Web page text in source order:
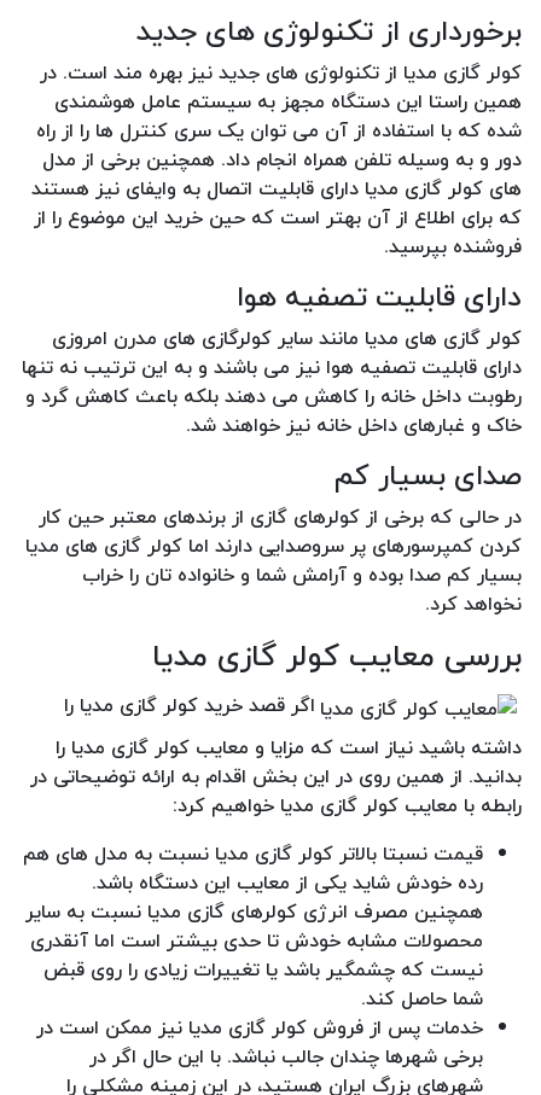
برخورداری از تکنولوژی های جدید
کولر گازی مدیا از تکنولوژی های جدید نیز بهره مند است. در
همین راستا این دستگاه مجهز به سیستم عامل هوشمندی
شده که با استفاده از آن می توان یک سری کنترل ها را از راه
دور و به وسیله تلفن همراه انجام داد. همچنین برخی از مدل
های کولر گازی مدیا دارای قابلیت اتصال به وایفای نیز هستند
که برای اطلاع از آن بهتر است که حین خرید این موضوع را از
فروشنده بپرسید.
دارای قابلیت تصفیه هوا
کولر گازی های مدیا مانند سایر کولرگازی های مدرن امروزی
دارای قابلیت تصفیه هوا نیز می باشند و به این ترتیب نه تنها
رطوبت داخل خانه را کاهش می دهند بلکه باعث کاهش گرد و
خاک و غبارهای داخل خانه نیز خواهند شد.
صدای بسیار کم
در حالی که برخی از کولرهای گازی از برندهای معتبر حین کار
کردن کمپرسورهای پر سروصدایی دارند اما کولر گازی های مدیا
بسیار کم صدا بوده و آرامش شما و خانواده تان را خراب
نخواهد کرد.
بررسی معایب کولر گازی مدیا
اگر قصد خرید کولر گازی مدیا را
داشته باشید نیاز است که مزایا و معایب کولر گازی مدیا را
بدانید. از همین روی در این بخش اقدام به ارائه توضیحاتی در
رابطه با معایب کولر گازی مدیا خواهیم کرد:
قیمت نسبتا بالاتر کولر گازی مدیا نسبت به مدل های هم
رده خودش شاید یکی از معایب این دستگاه باشد.
همچنین مصرف انرژی کولرهای گازی مدیا نسبت به سایر
محصولات مشابه خودش تا حدی بیشتر است اما آنقدری
نیست که چشمگیر باشد یا تغییرات زیادی را روی قبض
شما حاصل کند.
خدمات پس از فروش کولر گازی مدیا نیز ممکن است در
برخی شهرها چندان جالب نباشد. با این حال اگر در
شهرهای بزرگ ایران هستید، در این زمینه مشکلی را